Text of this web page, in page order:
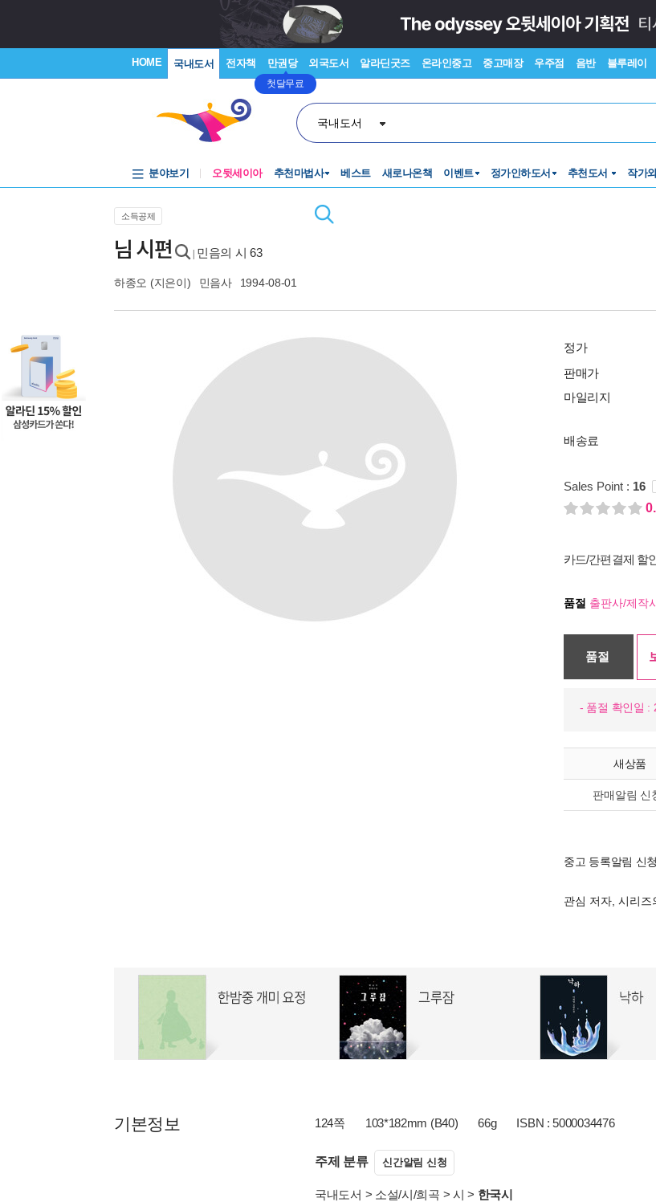
HOME 국내도서 전자책 만권당
첫달무료
외국도서 알라딘굿즈 온라인중고 중고매장 우주점 음반 블루레이
국내도서
분야보기 오뒷세이아 추천마법사 베스트 새로나온책 이벤트 정가인하도서 추천도서 작가
소득공제
님 시편 민음의 시 63
하종오 (지은이) 민음사 1994-08-01
정가
판매가
마일리지
배송료
Sales Point : 16
카드/간편결제 할
품절 출판사/제작
품절
- 품절 확인일 :
새상품
판매알림 신
중고 등록알림 신청
관심 저자, 시리즈
기본정보 124쪽 103*182mm (B40) 66g ISBN : 5000034476
주제 분류 신간알림 신청
국내도서 > 소설/시/희곡 > 시 > 한국시